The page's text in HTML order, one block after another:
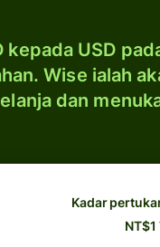
kepada USD
Wise ialah
dan
Kadar
NT$1